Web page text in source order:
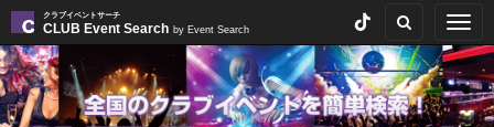
クラブイベントサーチ
CLUB Event Search by Event Search